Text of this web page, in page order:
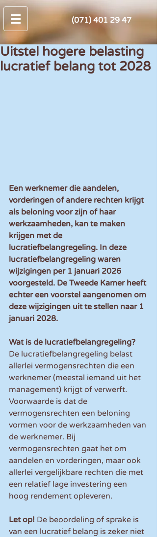
(071) 401 29 47
Uitstel hogere belasting
lucratief belang tot 2028
Een werknemer die aandelen,
vorderingen of andere rechten krijgt
als beloning voor zijn of haar
werkzaamheden, kan te maken
krijgen met de
lucratiefbelangregeling. In deze
lucratiefbelangregeling waren
wijzigingen per 1 januari 2026
voorgesteld. De Tweede Kamer heeft
echter een voorstel aangenomen om
deze wijzigingen uit te stellen naar 1
januari 2028.
Wat is de lucratiefbelangregeling?
De lucratiefbelangregeling belast
allerlei vermogensrechten die een
werknemer (meestal iemand uit het
management) krijgt of verwerft.
Voorwaarde is dat de
vermogensrechten een beloning
vormen voor de werkzaamheden van
de werknemer. Bij
vermogensrechten gaat het om
aandelen en vorderingen, maar ook
allerlei vergelijkbare rechten die met
een relatief lage investering een
hoog rendement opleveren.
Let op! De beoordeling of sprake is
van een lucratief belang is zeker niet